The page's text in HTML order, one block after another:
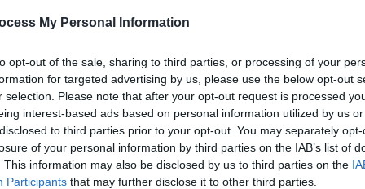
My Personal Information
opt-out of the sale, sharing to third parties, or processing of your
for targeted advertising by us, please use the below opt-out
selection. Please note that after your opt-out request is processed
interest-based ads based on personal information utilized by us
to third parties prior to your opt-out. You may separately
of your personal information by third parties on the IAB’s list of
This information may also be disclosed by us to third parties on the
Participants that may further disclose it to other third parties.
Visul lui Stalin, împlinit de secta
MAGA
Marie-Cosette Hanganu (Paris) sâmbătă, 1 martie 2025
13